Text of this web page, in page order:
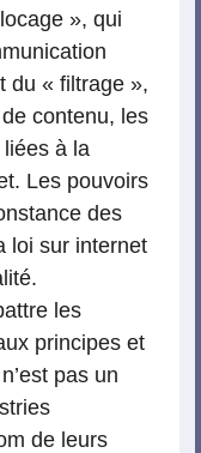
», qui
du « filtrage »,
contenu, les
à la
Les pouvoirs
des
loi sur internet
les
principes et
pas un
de leurs